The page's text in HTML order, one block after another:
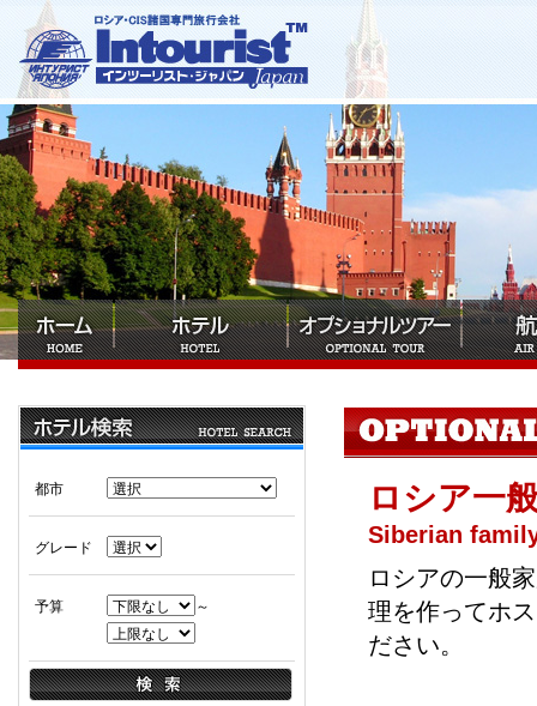
ロシア一
Siberian
ロシアの一般
理を作ってホ
ださい。
都市
グレード
予算 ～